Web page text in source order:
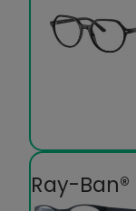
Ray-Ban®